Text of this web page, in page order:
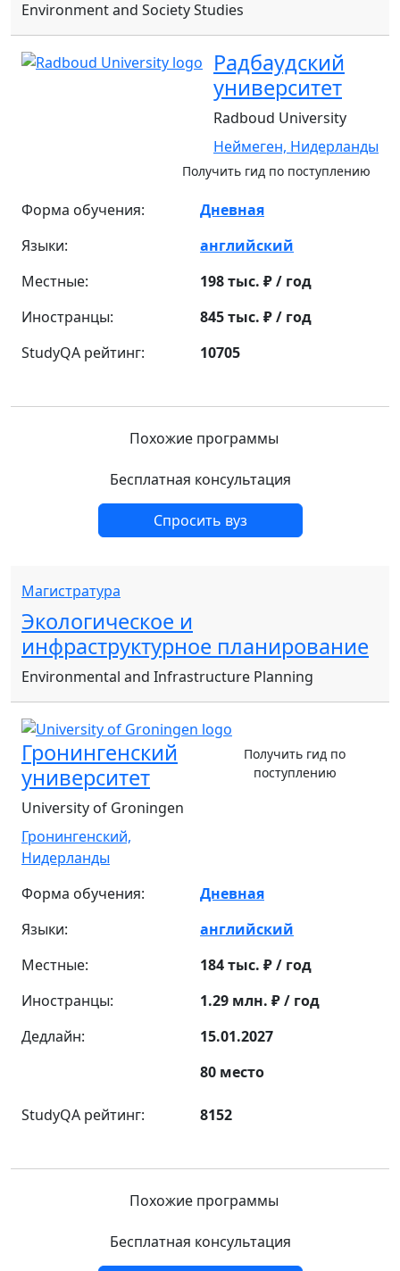
Environment and Society Studies
Радбаудский
университет
Radboud University
Неймеген, Нидерланды
Получить гид по поступлению
Форма обучения:
Дневная
Языки:
английский
Местные:
198 тыс. ₽ / год
Иностранцы:
845 тыс. ₽ / год
StudyQA рейтинг:
10705
Похожие программы
Бесплатная консультация
Спросить вуз
Магистратура
Экологическое и
инфраструктурное планирование
Environmental and Infrastructure Planning
Гронингенский
университет
University of Groningen
Гронингенский,
Нидерланды
Получить гид по
поступлению
Форма обучения:
Дневная
Языки:
английский
Местные:
184 тыс. ₽ / год
Иностранцы:
1.29 млн. ₽ / год
Дедлайн:
15.01.2027
80 место
StudyQA рейтинг: 8152
Похожие программы
Бесплатная консультация